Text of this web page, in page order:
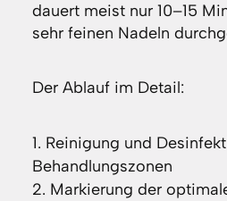
dauert meist nur 10–15
sehr feinen Nadeln
Der Ablauf im Detail:
Reinigung und
Behandlungszonen
Markierung der